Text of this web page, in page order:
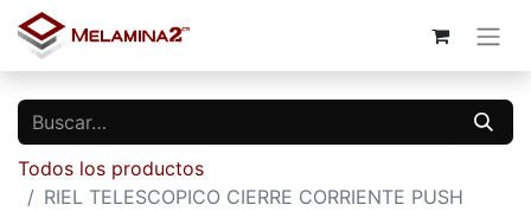
Todos los productos
RIEL TELESCOPICO CIERRE CORRIENTE PUSH